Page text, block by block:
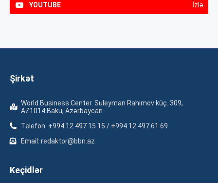
YOUTUBE İzlə
Şirkət
World Business Center. Suleyman Rahimov küç. 309,
AZ1014 Baku, Azərbaycan
Telefon: +994 12 497 15 15 / +994 12 497 61 69
Email: redaktor@bbn.az
Keçidlər